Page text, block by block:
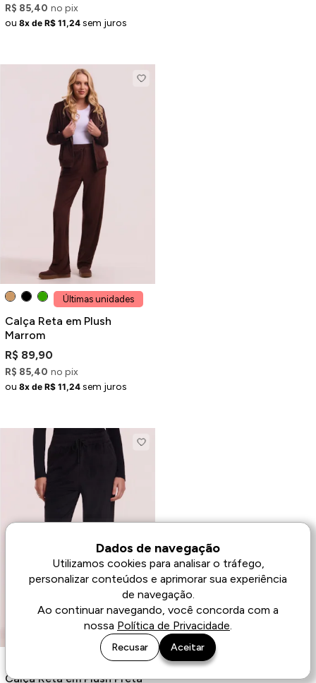
R$ 85,40 no pix
ou 8x de R$ 11,24 sem juros
Últimas unidades
Calça Reta em Plush
Marrom
R$ 89,90
R$ 85,40 no pix
ou 8x de R$ 11,24 sem juros
Calça Reta em Plush Preta
Dados de navegação
Utilizamos cookies para analisar o tráfego,
personalizar conteúdos e aprimorar sua experiência
de navegação.
Ao continuar navegando, você concorda com a
nossa Política de Privacidade.
Recusar Aceitar